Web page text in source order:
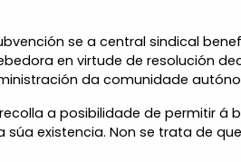
se a central sindical
en virtude de resolución
da comunidade
a posibilidade de permitir á
existencia. Non se trata de